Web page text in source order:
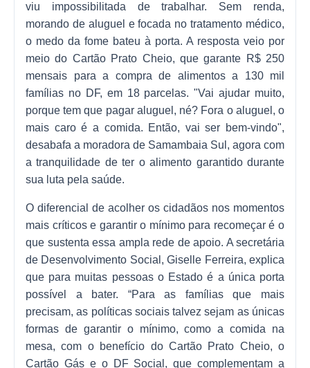
viu impossibilitada de trabalhar. Sem renda,
morando de aluguel e focada no tratamento médico,
o medo da fome bateu à porta. A resposta veio por
meio do Cartão Prato Cheio, que garante R$ 250
mensais para a compra de alimentos a 130 mil
famílias no DF, em 18 parcelas. "Vai ajudar muito,
porque tem que pagar aluguel, né? Fora o aluguel, o
mais caro é a comida. Então, vai ser bem-vindo",
desabafa a moradora de Samambaia Sul, agora com
a tranquilidade de ter o alimento garantido durante
sua luta pela saúde.
O diferencial de acolher os cidadãos nos momentos
mais críticos e garantir o mínimo para recomeçar é o
que sustenta essa ampla rede de apoio. A secretária
de Desenvolvimento Social, Giselle Ferreira, explica
que para muitas pessoas o Estado é a única porta
possível a bater. “Para as famílias que mais
precisam, as políticas sociais talvez sejam as únicas
formas de garantir o mínimo, como a comida na
mesa, com o benefício do Cartão Prato Cheio, o
Cartão Gás e o DF Social, que complementam a